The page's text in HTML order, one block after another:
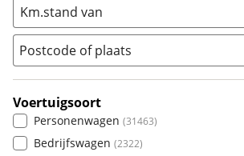
Suzuki (1669
Toyota (1456)
Volkswagen (3410
Volvo (190)
Alle merken
Abarth
Km.stand van
Postcode of plaats
Voertuigsoort
Personenwagen (31463)
Bedrijfswagen (2322)